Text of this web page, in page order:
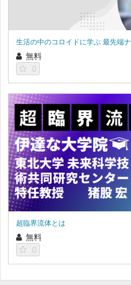
生活の中のコロイドに学ぶ 最先端
無料
0
超臨界流体とは
無料
0